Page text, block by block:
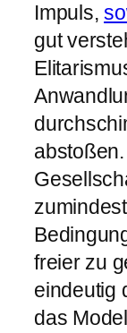
Impuls,
gut
freier zu
eindeutig
das